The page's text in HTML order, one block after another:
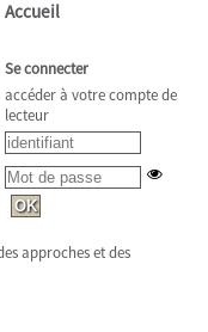
espaces
approches et des
Accueil
Se connecter
accéder à votre compte de
lecteur